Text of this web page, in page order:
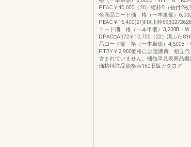
PEAC￥40,000（20）縦枠B（袖付2枚
色商品コード価 格（一本単価）
PEAC￥16,400(21)FIX上枠
コード価 格（一本単価）3,200B・W
DPAC□A372￥10,700（22）溝ふた
品コード価 格（一本単価）4,500B・
PTBY￥2,900価格には運搬費、組立
含まれていません。梱包早見表商品概
価格特注品価格表160旧版カタログ